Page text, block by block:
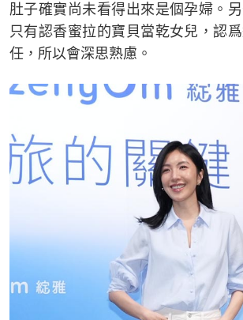
肚子確實尚未看得出來是個孕婦。
只有認香蜜拉的寶貝當乾女兒，認
任，所以會深思熟慮。